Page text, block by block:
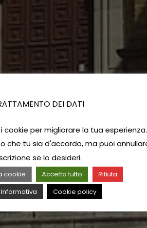
DEI DATI
cookie per migliorare la tua esperienza.
che tu sia d'accordo, ma puoi
se lo desideri.
cookie Accetta tutto
Rifiuta
Cookie policy